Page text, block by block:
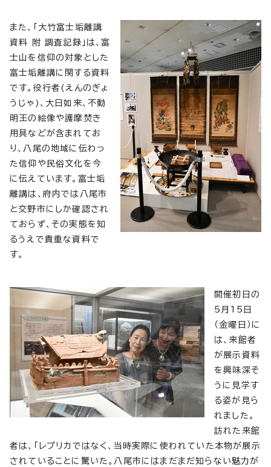
また、「大竹富士垢離講
資料 附 調査記録」は、富
士山を信仰の対象とした
富士垢離講に関する資料
です。役行者(えんのぎょ
うじゃ)、大日如来、不動
明王の絵像や護摩焚き
用具などが含まれてお
り、八尾の地域に伝わっ
た信仰や民俗文化を今
に伝えています。富士垢
離講は、府内では八尾市
と交野市にしか確認され
ておらず、その実態を知
るうえで貴重な資料で
す。
開催初日の
5月15日
（金曜日）に
は、来館者
が展示資料
を興味深そ
うに見学す
る姿が見ら
れました。
訪れた来館
者は、「レプリカではなく、当時実際に使われていた本物が展示
されていることに驚いた。八尾市にはまだまだ知らない魅力が